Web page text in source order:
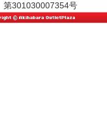
301030007354号